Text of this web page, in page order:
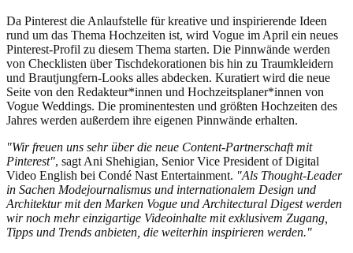
Da Pinterest die Anlaufstelle für kreative und inspirierende Ideen
rund um das Thema Hochzeiten ist, wird Vogue im April ein neues
Pinterest-Profil zu diesem Thema starten. Die Pinnwände werden
von Checklisten über Tischdekorationen bis hin zu Traumkleidern
und Brautjungfern-Looks alles abdecken. Kuratiert wird die neue
Seite von den Redakteur*innen und Hochzeitsplaner*innen von
Vogue Weddings. Die prominentesten und größten Hochzeiten des
Jahres werden außerdem ihre eigenen Pinnwände erhalten.
"Wir freuen uns sehr über die neue Content-Partnerschaft mit
Pinterest", sagt Ani Shehigian, Senior Vice President of Digital
Video English bei Condé Nast Entertainment. "Als Thought-Leader
in Sachen Modejournalismus und internationalem Design und
Architektur mit den Marken Vogue und Architectural Digest werden
wir noch mehr einzigartige Videoinhalte mit exklusivem Zugang,
Tipps und Trends anbieten, die weiterhin inspirieren werden."